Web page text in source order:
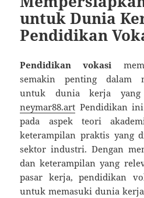
untuk Dunia
Pendidikan
Pendidikan vokasi
semakin penting dalam
untuk dunia kerja yang
neymar88.art Pendidikan
pada aspek teori
keterampilan praktis yang
sektor industri. Dengan
dan keterampilan yang
pasar kerja, pendidikan
untuk memasuki dunia